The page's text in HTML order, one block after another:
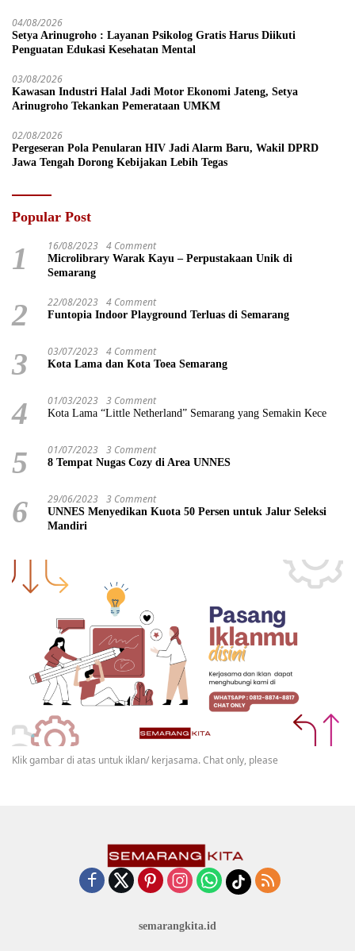
04/08/2026
Setya Arinugroho : Layanan Psikolog Gratis Harus Diikuti
Penguatan Edukasi Kesehatan Mental
03/08/2026
Kawasan Industri Halal Jadi Motor Ekonomi Jateng, Setya
Arinugroho Tekankan Pemerataan UMKM
02/08/2026
Pergeseran Pola Penularan HIV Jadi Alarm Baru, Wakil DPRD
Jawa Tengah Dorong Kebijakan Lebih Tegas
Popular Post
1 16/08/2023 4 Comment
Microlibrary Warak Kayu – Perpustakaan Unik di
Semarang
2 22/08/2023 4 Comment
Funtopia Indoor Playground Terluas di Semarang
3 03/07/2023 4 Comment
Kota Lama dan Kota Toea Semarang
4 01/03/2023 3 Comment
Kota Lama “Little Netherland” Semarang yang Semakin Kece
5 01/07/2023 3 Comment
8 Tempat Nugas Cozy di Area UNNES
6 29/06/2023 3 Comment
UNNES Menyedikan Kuota 50 Persen untuk Jalur Seleksi
Mandiri
Klik gambar di atas untuk iklan/ kerjasama. Chat only, please
semarangkita.id